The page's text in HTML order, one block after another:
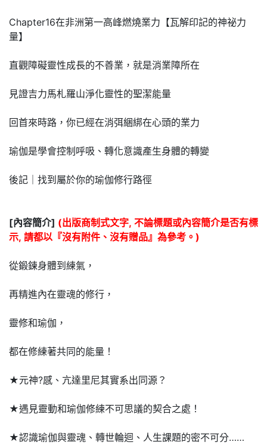
Chapter16在非洲第一高峰燃燒業力【瓦解印記的神祕力
量】
直觀障礙靈性成長的不善業，就是消業障所在
見證吉力馬札羅山淨化靈性的聖潔能量
回首來時路，你已經在消弭綑綁在心頭的業力
瑜伽是學會控制呼吸、轉化意識產生身體的轉變
後記｜找到屬於你的瑜伽修行路徑
[內容簡介] (出版商制式文字, 不論標題或內容簡介是否有標
示, 請都以『沒有附件、沒有贈品』為參考。)
從鍛鍊身體到練氣，
再精進內在靈魂的修行，
靈修和瑜伽，
都在修練著共同的能量！
★元神?感、亢達里尼其實系出同源？
★遇見靈動和瑜伽修練不可思議的契合之處！
★認識瑜伽與靈魂、轉世輪迴、人生課題的密不可分……